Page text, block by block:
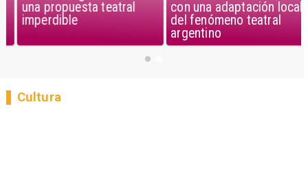
una propuesta teatral
imperdible
con una adaptación local
del fenómeno teatral
argentino
Cultura